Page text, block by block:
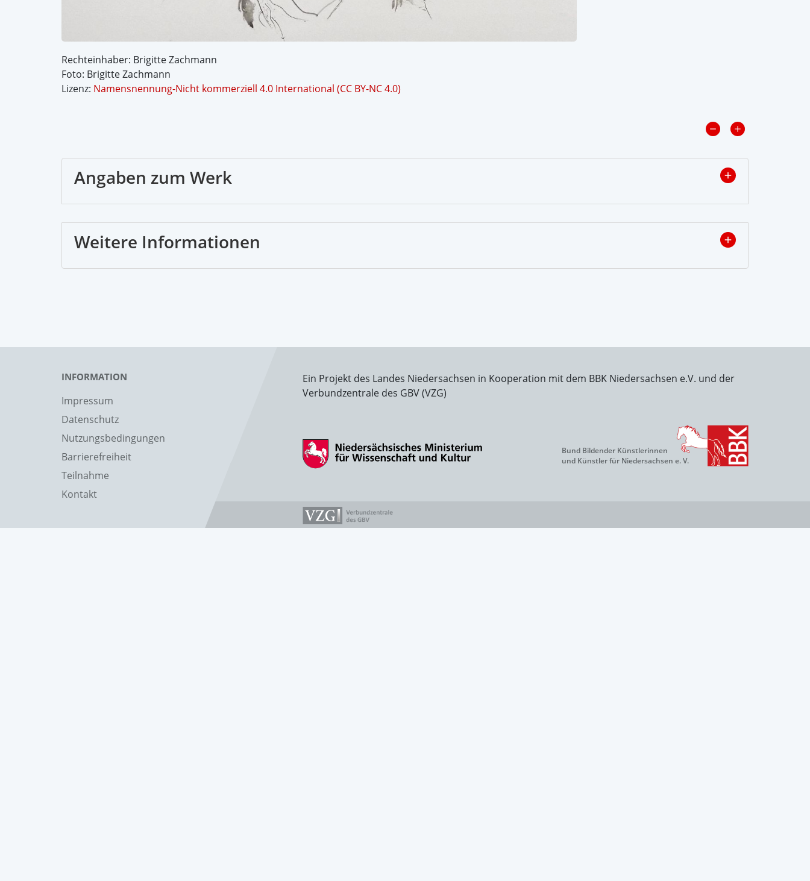
Rechteinhaber: Brigitte Zachmann
Foto: Brigitte Zachmann
Lizenz: Namensnennung-Nicht kommerziell 4.0 International (CC BY-NC 4.0)
Angaben zum Werk
Weitere Informationen
INFORMATION
Impressum
Datenschutz
Nutzungsbedingungen
Barrierefreiheit
Teilnahme
Kontakt
Ein Projekt des Landes Niedersachsen in Kooperation mit dem BBK Niedersachsen e.V. und der
Verbundzentrale des GBV (VZG)
Bund Bildender Künstlerinnen
und Künstler für Niedersachsen e. V.